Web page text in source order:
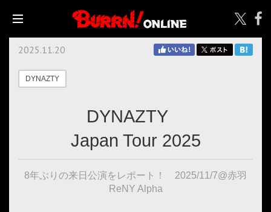
2025.11.20
DYNAZTY
DYNAZTY
Japan Tour 2025
8年ぶりの来日公演をレポート！ 2025/11/7@赤羽
ReNY Alpha